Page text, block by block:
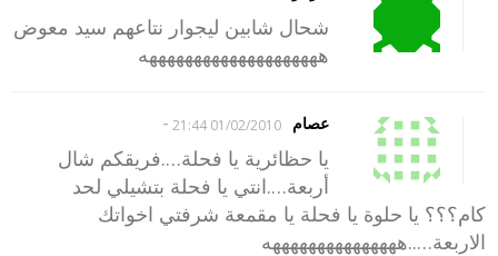
شحال شابين ليجوار نتاعهم سيد معوض
ههههههههههههههههههههه
عصام 01/02/2010 21:44
-
يا حظائرية يا فحلة….فريقكم شال
أربعة….انتي يا فحلة بتشيلي لحد
كام؟؟؟ يا حلوة يا فحلة يا مقمعة شرفتي اخواتك
الاربعة…..هههههههههههههههه